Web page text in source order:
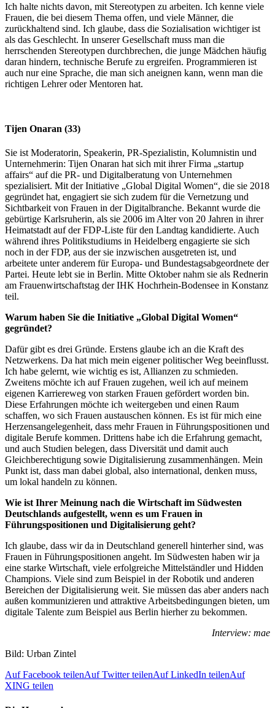
Ich halte nichts davon, mit Stereotypen zu arbeiten. Ich kenne viele
Frauen, die bei diesem Thema offen, und viele Männer, die
zurückhaltend sind. Ich glaube, dass die Sozialisation wichtiger ist
als das Geschlecht. In unserer Gesellschaft muss man die
herrschenden Stereotypen durchbrechen, die junge Mädchen häufig
daran hindern, technische Berufe zu ergreifen. Programmieren ist
auch nur eine Sprache, die man sich aneignen kann, wenn man die
richtigen Lehrer oder Mentoren hat.
Tijen Onaran (33)
Sie ist Moderatorin, Speakerin, PR-Spezialistin, Kolumnistin und
Unternehmerin: Tijen Onaran hat sich mit ihrer Firma „startup
affairs“ auf die PR- und Digitalberatung von Unternehmen
spezialisiert. Mit der Initiative „Global Digital Women“, die sie 2018
gegründet hat, engagiert sie sich zudem für die Vernetzung und
Sichtbarkeit von Frauen in der Digitalbranche. Bekannt wurde die
gebürtige Karlsruherin, als sie 2006 im Alter von 20 Jahren in ihrer
Heimatstadt auf der FDP-Liste für den Landtag kandidierte. Auch
während ihres Politikstudiums in Heidelberg engagierte sie sich
noch in der FDP, aus der sie inzwischen ausgetreten ist, und
arbeitete unter anderem für Europa- und Bundestagsabgeordnete der
Partei. Heute lebt sie in Berlin. Mitte Oktober nahm sie als Rednerin
am Frauenwirtschaftstag der IHK Hochrhein-Bodensee in Konstanz
teil.
Warum haben Sie die Initiative „Global Digital Women“
gegründet?
Dafür gibt es drei Gründe. Erstens glaube ich an die Kraft des
Netzwerkens. Da hat mich mein eigener politischer Weg beeinflusst.
Ich habe gelernt, wie wichtig es ist, Allianzen zu schmieden.
Zweitens möchte ich auf Frauen zugehen, weil ich auf meinem
eigenen Karriereweg von starken Frauen gefördert worden bin.
Diese Erfahrungen möchte ich weitergeben und einen Raum
schaffen, wo sich Frauen austauschen können. Es ist für mich eine
Herzensangelegenheit, dass mehr Frauen in Führungspositionen und
digitale Berufe kommen. Drittens habe ich die Erfahrung gemacht,
und auch Studien belegen, dass Diversität und damit auch
Gleichberechtigung sowie Digitalisierung zusammenhängen. Mein
Punkt ist, dass man dabei global, also international, denken muss,
um lokal handeln zu können.
Wie ist Ihrer Meinung nach die Wirtschaft im Südwesten
Deutschlands aufgestellt, wenn es um Frauen in
Führungspositionen und Digitalisierung geht?
Ich glaube, dass wir da in Deutschland generell hinterher sind, was
Frauen in Führungspositionen angeht. Im Südwesten haben wir ja
eine starke Wirtschaft, viele erfolgreiche Mittelständler und Hidden
Champions. Viele sind zum Beispiel in der Robotik und anderen
Bereichen der Digitalisierung weit. Sie müssen das aber anders nach
außen kommunizieren und attraktive Arbeitsbedingungen bieten, um
digitale Talente zum Beispiel aus Berlin hierher zu bekommen.
Interview: mae
Bild: Urban Zintel
Auf Facebook teilenAuf Twitter teilenAuf LinkedIn teilenAuf
XING teilen